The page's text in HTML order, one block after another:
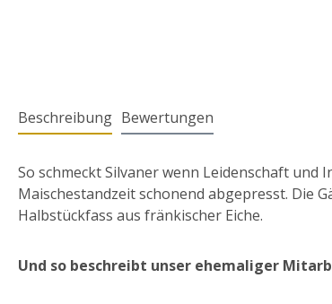
Beschreibung Bewertungen
So schmeckt Silvaner wenn Leidenschaft
Maischestandzeit schonend abgepresst. Die
Halbstückfass aus fränkischer Eiche.
Und so beschreibt unser ehemaliger